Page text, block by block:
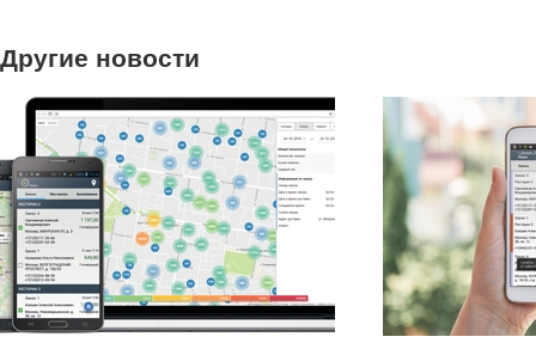
Другие новости